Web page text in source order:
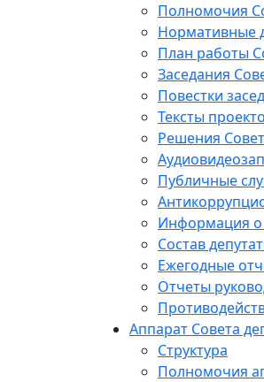
Полномочия
Нормативные
План работы
Заседания
Повестки
Тексты
Решения
Публичные
Информация о
Состав
Ежегодные
Отчеты
Аппарат Совета
Структура
Полномочия